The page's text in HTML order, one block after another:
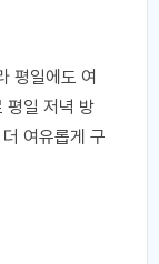
평일에도 여
평일 저녁 방
여유롭게 구